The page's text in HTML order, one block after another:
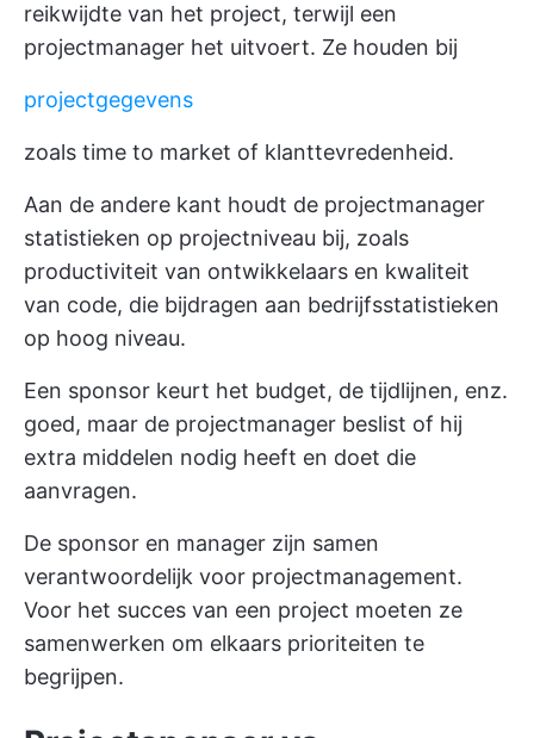
reikwijdte van het project, terwijl een
projectmanager het uitvoert. Ze houden bij
projectgegevens
zoals time to market of klanttevredenheid.
Aan de andere kant houdt de projectmanager
statistieken op projectniveau bij, zoals
productiviteit van ontwikkelaars en kwaliteit
van code, die bijdragen aan bedrijfsstatistieken
op hoog niveau.
Een sponsor keurt het budget, de tijdlijnen, enz.
goed, maar de projectmanager beslist of hij
extra middelen nodig heeft en doet die
aanvragen.
De sponsor en manager zijn samen
verantwoordelijk voor projectmanagement.
Voor het succes van een project moeten ze
samenwerken om elkaars prioriteiten te
begrijpen.